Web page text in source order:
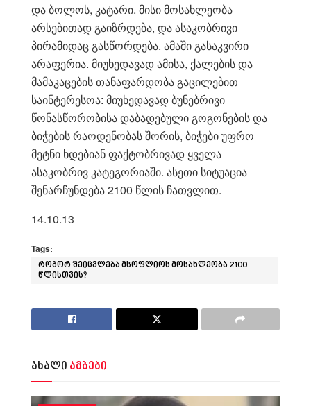
და ბოლოს, კატარი. მისი მოსახლეობა
არსებითად გაიზრდება, და ასაკობრივი
პირამიდაც გასწორდება. ამაში გასაკვირი
არაფერია. მიუხედავად ამისა, ქალების და
მამაკაცების თანაფარდობა გაცილებით
საინტერესოა: მიუხედავად ბუნებრივი
წონასწორობისა დაბადებული გოგონების და
ბიჭების რაოდენობას შორის, ბიჭები უფრო
მეტნი ხდებიან ფაქტობრივად ყველა
ასაკობრივ კატეგორიაში. ასეთი სიტუაცია
შენარჩუნდება 2100 წლის ჩათვლით.
14.10.13
Tags:
როგორ შეიცვლება მსოფლიოს მოსახლეობა 2100
წლისთვის?
ახალი ამბები